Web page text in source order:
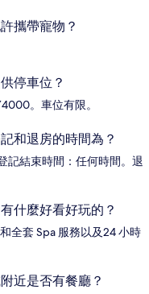
攜帶寵物？
停車位？
。車位有限。
和退房的時間為？
記結束時間：任何時間。退
什麼好看好玩的？
全套 Spa 服務以及24 小時
近是否有餐廳？